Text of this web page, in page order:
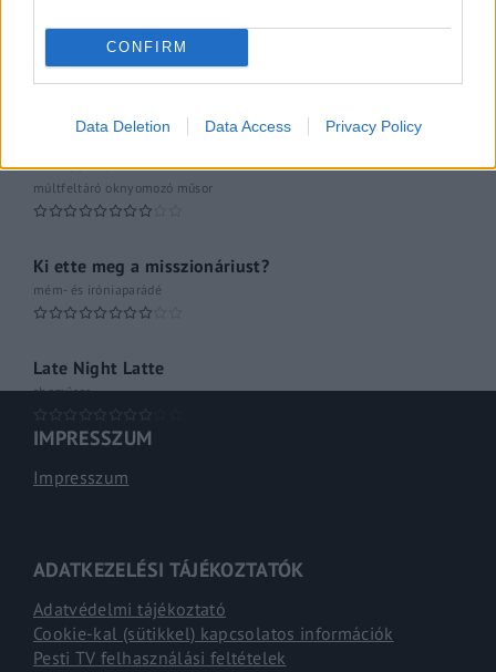
CONFIRM
Data Deletion Data Access Privacy Policy
A riporter
Hétvégi Magazin
A Hálózat
múltfeltáró oknyomozó műsor
Ki ette meg a misszionáriust?
mém- és iróniaparádé
Late Night Latte
shoműsor
IMPRESSZUM
Impresszum
ADATKEZELÉSI TÁJÉKOZTATÓK
Adatvédelmi tájékoztató
Cookie-kal (sütikkel) kapcsolatos információk
Pesti TV felhasználási feltételek